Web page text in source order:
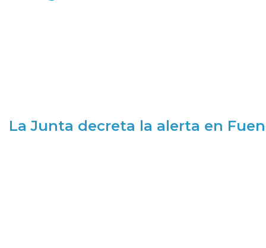
La Junta decreta la alerta en